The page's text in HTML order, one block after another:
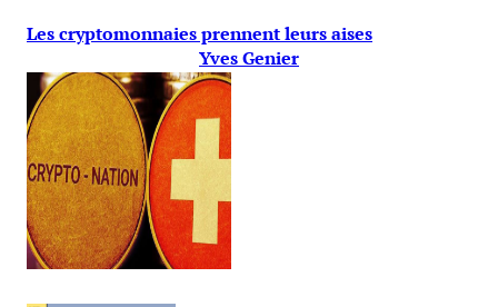
Les cryptomonnaies prennent leurs aises
Yves Genier